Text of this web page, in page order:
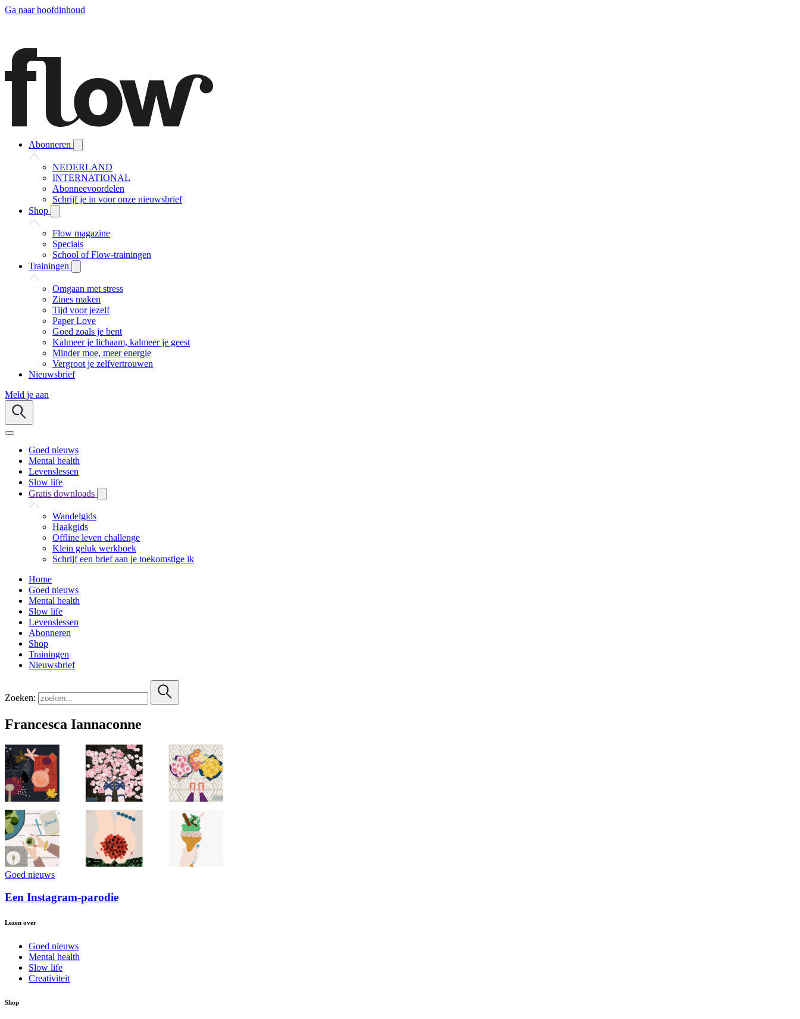
Ga naar hoofdinhoud
Abonneren
NEDERLAND
INTERNATIONAL
Abonneevoordelen
Schrijf je in voor onze nieuwsbrief
Shop
Flow magazine
Specials
School of Flow-trainingen
Trainingen
Omgaan met stress
Zines maken
Tijd voor jezelf
Paper Love
Goed zoals je bent
Kalmeer je lichaam, kalmeer je geest
Minder moe, meer energie
Vergroot je zelfvertrouwen
Nieuwsbrief
Meld je aan
Goed nieuws
Mental health
Levenslessen
Slow life
Gratis downloads
Wandelgids
Haakgids
Offline leven challenge
Klein geluk werkboek
Schrijf een brief aan je toekomstige ik
Home
Goed nieuws
Mental health
Slow life
Levenslessen
Abonneren
Shop
Trainingen
Nieuwsbrief
Zoeken:
Francesca Iannaconne
Goed nieuws
Een Instagram-parodie
Lezen over
Goed nieuws
Mental health
Slow life
Creativiteit
Shop